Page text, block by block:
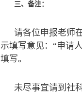
三、备注：
请各位申报老师
示填写意见：“申请
填写。
未尽事宜请到社